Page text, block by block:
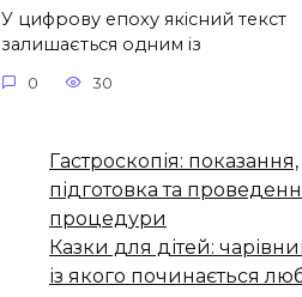
У цифрову епоху якісний текст
залишається одним із
0 30
Гастроскопія: показання,
підготовка та
процедури
Казки для дітей:
із якого починається